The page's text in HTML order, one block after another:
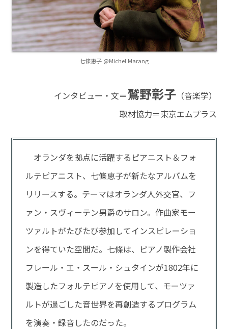
七條恵子 @Michel Marang
インタビュー・文＝鷲野彰子（音楽学）
取材協力＝東京エムプラス
オランダを拠点に活躍するピアニスト＆フォ
ルテピアニスト、七條恵子が新たなアルバムを
リリースする。テーマはオランダ人外交官、フ
ァン・スヴィーテン男爵のサロン。作曲家モー
ツァルトがたびたび参加してインスピレーショ
ンを得ていた空間だ。七條は、ピアノ製作会社
フレール・エ・スール・シュタインが1802年に
製造したフォルテピアノを使用して、モーツァ
ルトが過ごした音世界を再創造するプログラム
を演奏・録音したのだった。